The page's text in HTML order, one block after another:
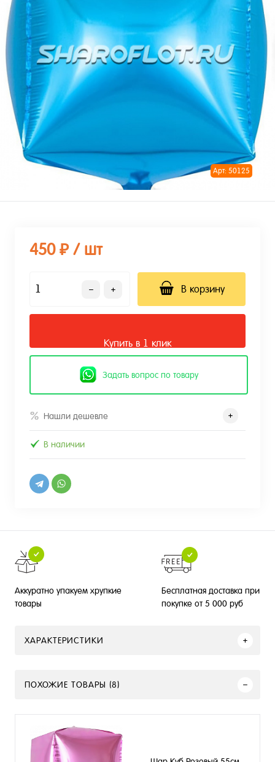
Арт: 50125
450 ₽ / шт
В корзину
Купить в 1 клик
Задать вопрос по товару
Нашли дешевле
В наличии
Аккуратно упакуем хрупкие
товары
Бесплатная доставка при
покупке от 5 000 руб
ХАРАКТЕРИСТИКИ
ПОХОЖИЕ ТОВАРЫ (8)